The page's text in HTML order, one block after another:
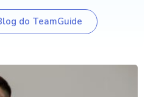
do TeamGuide